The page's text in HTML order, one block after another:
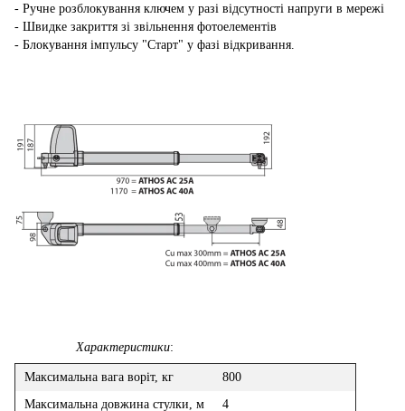
- Ручне розблокування ключем у разі відсутності напруги в мережі
- Швидке закриття зі звільнення фотоелементів
- Блокування імпульсу "Старт" у фазі відкривання.
Характеристики:
Максимальна вага воріт, кг
800
Максимальна довжина стулки, м
4